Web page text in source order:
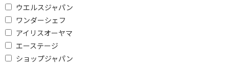
ウエルスジャパン
ワンダーシェフ
アイリスオーヤマ
エーステージ
ショップジャパン
高さ(外形)で絞り込む
261mm未満
281～301mm未満